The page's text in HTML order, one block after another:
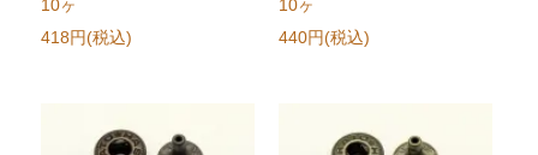
10ヶ
418円(税込)
10ヶ
440円(税込)